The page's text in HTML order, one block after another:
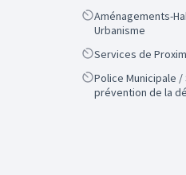
Scope
Aménagements-Habitat-
Urbanisme
ScopeServices de
Scope
Police Municipale / Sécurité et
prévention de la